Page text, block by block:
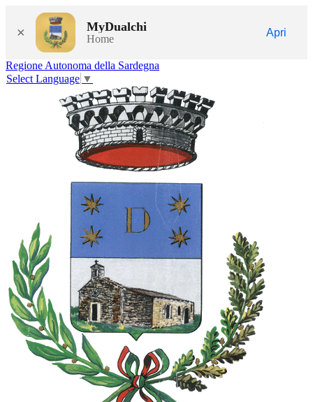
× MyDualchi
Home
Apri
Regione Autonoma della Sardegna
Select Language ▼